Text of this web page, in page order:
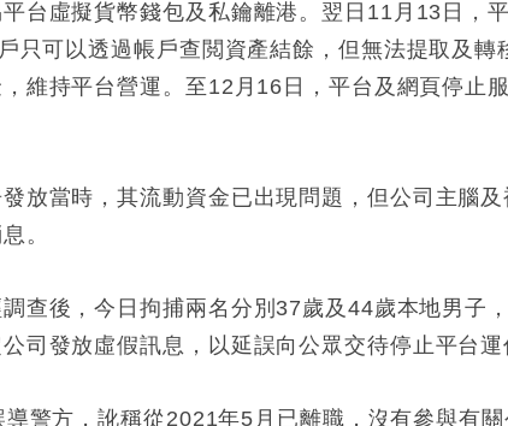
台虛擬貨幣錢包及私鑰離港。翌日11月13日，
只可以透過帳戶查閲資產結餘，但無法提取及
維持平台營運。至12月16日，平台及網頁停止
放當時，其流動資金已出現問題，但公司主腦
。
查後，今日拘捕兩名分別37歲及44歲本地男子
司發放虛假訊息，以延誤向公眾交待停止平台
警方，訛稱從2021年5月已離職，沒有參與有